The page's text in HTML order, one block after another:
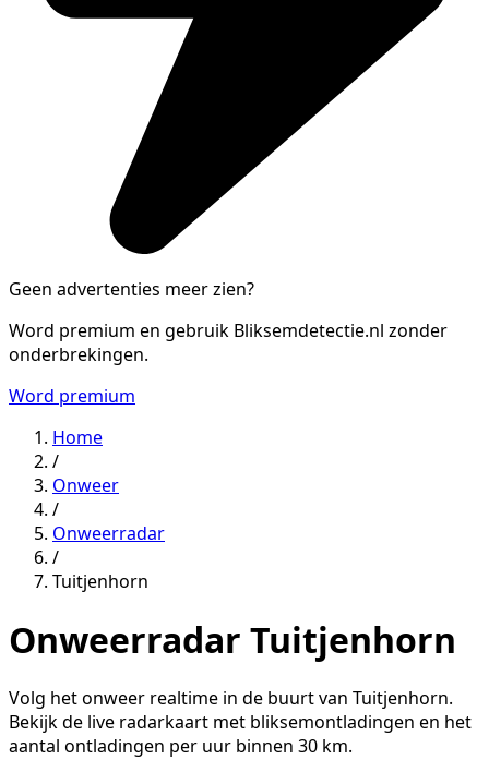
Geen advertenties meer zien?
Word premium en gebruik Bliksemdetectie.nl zonder
onderbrekingen.
Word premium
Home
/
Onweer
/
Onweerradar
/
Tuitjenhorn
Onweerradar Tuitjenhorn
Volg het onweer realtime in de buurt van Tuitjenhorn.
Bekijk de live radarkaart met bliksemontladingen en het
aantal ontladingen per uur binnen 30 km.